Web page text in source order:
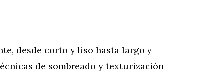
desde corto y liso hasta largo y
de sombreado y texturización